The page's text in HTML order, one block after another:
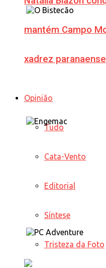
mantém Campo
xadrez paranaense
Opinião
Tudo
Cata-Vento
Editorial
Síntese
Tristeza da Foto